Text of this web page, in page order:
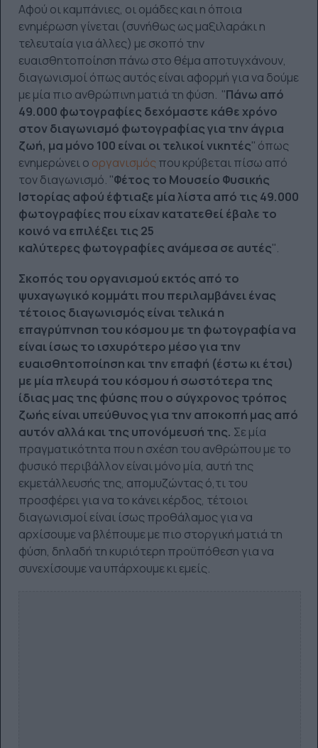
Αφού οι καμπάνιες, οι ομάδες και η όποια
ενημέρωση γίνεται (συνήθως ως μαξιλαράκι η
τελευταία για άλλες) με σκοπό την
ευαισθητοποίηση πάνω στο θέμα αποτυγχάνουν,
διαγωνισμοί όπως αυτός είναι αφορμή για να δούμε
με μία πιο ανθρώπινη ματιά τη φύση. ''Πάνω από
49.000 φωτογραφίες δεχόμαστε κάθε χρόνο
στον διαγωνισμό φωτογραφίας για την άγρια
ζωή, μα μόνο 100 είναι οι τελικοί νικητές'' όπως
ενημερώνει ο οργανισμός που κρύβεται πίσω από
τον διαγωνισμό. ''Φέτος το Μουσείο Φυσικής
Ιστορίας αφού έφτιαξε μία λίστα από τις 49.000
φωτογραφίες που είχαν κατατεθεί έβαλε το
κοινό να επιλέξει τις 25
καλύτερες φωτογραφίες ανάμεσα σε αυτές''.
Σκοπός του οργανισμού εκτός από το
ψυχαγωγικό κομμάτι που περιλαμβάνει ένας
τέτοιος διαγωνισμός είναι τελικά η
επαγρύπνηση του κόσμου με τη φωτογραφία να
είναι ίσως το ισχυρότερο μέσο για την
ευαισθητοποίηση και την επαφή (έστω κι έτσι)
με μία πλευρά του κόσμου ή σωστότερα της
ίδιας μας της φύσης που ο σύγχρονος τρόπος
ζωής είναι υπεύθυνος για την αποκοπή μας από
αυτόν αλλά και της υπονόμευσή της. Σε μία
πραγματικότητα που η σχέση του ανθρώπου με το
φυσικό περιβάλλον είναι μόνο μία, αυτή της
εκμετάλλευσής της, απομυζώντας ό,τι του
προσφέρει για να το κάνει κέρδος, τέτοιοι
διαγωνισμοί είναι ίσως προθάλαμος για να
αρχίσουμε να βλέπουμε με πιο στοργική ματιά τη
φύση, δηλαδή τη κυριότερη προϋπόθεση για να
συνεχίσουμε να υπάρχουμε κι εμείς.